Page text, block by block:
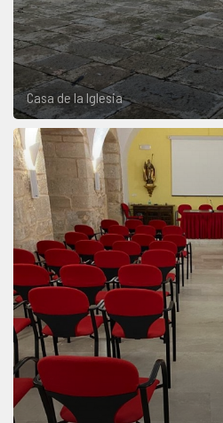
Casa de la Iglesia